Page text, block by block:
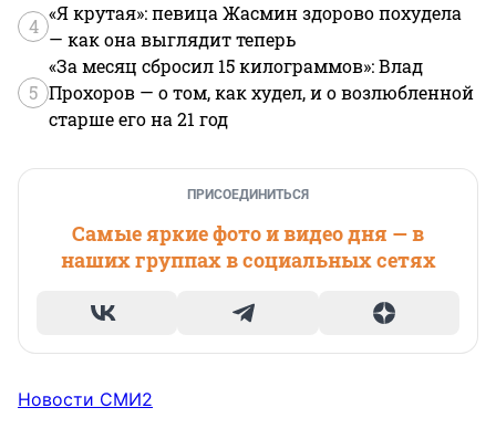
4
«Я крутая»: певица Жасмин здорово похудела
— как она выглядит теперь
5
«За месяц сбросил 15 килограммов»: Влад
Прохоров — о том, как худел, и о возлюбленной
старше его на 21 год
ПРИСОЕДИНИТЬСЯ
Самые яркие фото и видео дня — в
наших группах в социальных сетях
Новости СМИ2